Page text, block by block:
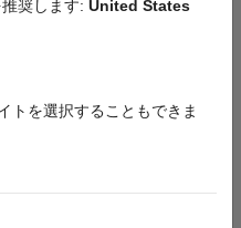
奨します: United States
トを選択することもできま